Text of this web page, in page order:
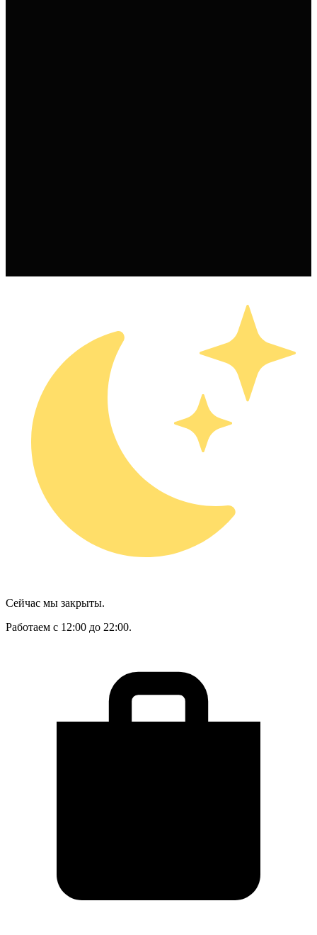
Сейчас мы закрыты.
Работаем с 12:00 до 22:00.